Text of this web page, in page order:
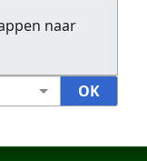
naar